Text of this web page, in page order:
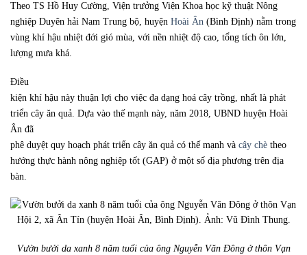
Theo TS Hồ Huy Cường, Viện trưởng Viện Khoa học kỹ thuật Nông
nghiệp Duyên hải Nam Trung bộ, huyện Hoài Ân (Bình Định) nằm trong
vùng khí hậu nhiệt đới gió mùa, với nền nhiệt độ cao, tổng tích ôn lớn,
lượng mưa khá.
Điều
kiện khí hậu này thuận lợi cho việc đa dạng hoá cây trồng, nhất là phát
triển cây ăn quả. Dựa vào thế mạnh này, năm 2018, UBND huyện Hoài
Ân đã
phê duyệt quy hoạch phát triển cây ăn quả có thế mạnh và cây chè theo
hướng thực hành nông nghiệp tốt (GAP) ở một số địa phương trên địa
bàn.
Vườn bưởi da xanh 8 năm tuổi của ông Nguyễn Văn Đông ở thôn Vạn